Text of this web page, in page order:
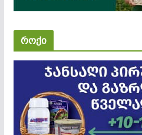
როქი